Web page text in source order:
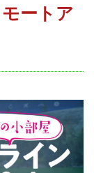
ートア